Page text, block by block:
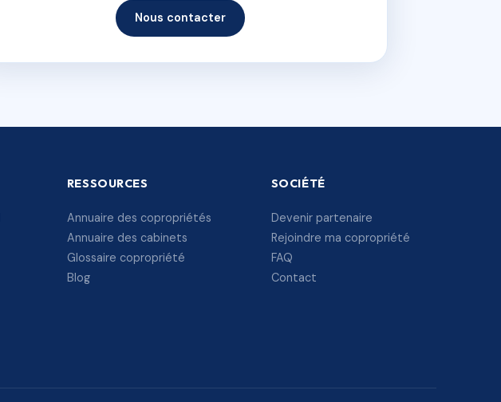
Nous contacter
RESSOURCES
Annuaire des copropriétés
Annuaire des cabinets
Glossaire copropriété
Blog
SOCIÉTÉ
Devenir partenaire
Rejoindre ma copropriété
FAQ
Contact